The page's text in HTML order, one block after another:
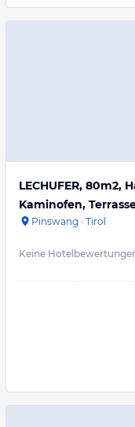
LECHUFER,
Kaminofen,
Pinswang · Tirol
Keine